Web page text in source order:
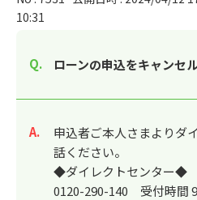
10:31
ローンの申込をキャンセ
回答
申込者ご本人さまよりダ
話ください。
◆ダイレクトセンター◆
0120-290-140 受付時間